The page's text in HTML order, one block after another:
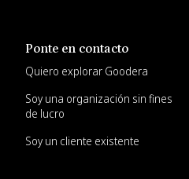
Ponte en contacto
Quiero explorar Goodera
Soy una organización sin fines
de lucro
Soy un cliente existente